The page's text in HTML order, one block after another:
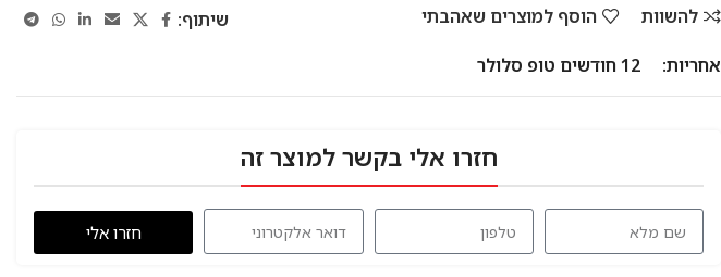
להשוות הוסף למוצרים שאהבתי
שיתוף:
אחריות:
12 חודשים טופ סלולר
חזרו אלי בקשר למוצר זה
חזרו אלי